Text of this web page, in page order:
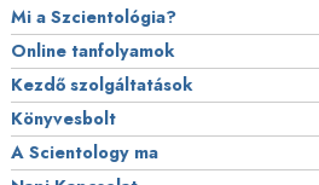
Mi a Szcientológia?
Online tanfolyamok
Kezdő szolgáltatások
Könyvesbolt
A Scientology ma